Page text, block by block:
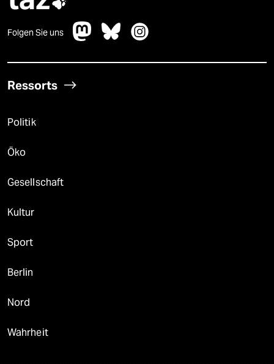
Folgen Sie uns
Ressorts
Politik
Öko
Gesellschaft
Kultur
Sport
Berlin
Nord
Wahrheit